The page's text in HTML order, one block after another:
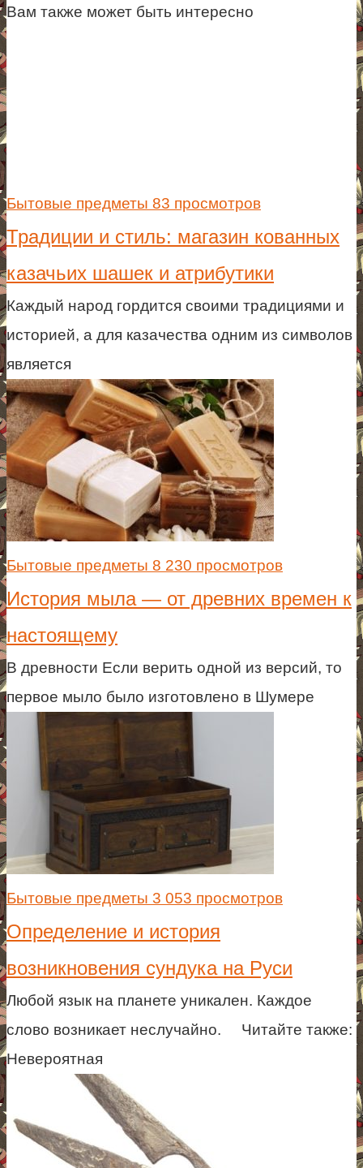
Вам также может быть интересно
Бытовые предметы 83 просмотров
Традиции и стиль: магазин кованных
казачьих шашек и атрибутики
Каждый народ гордится своими традициями и
историей, а для казачества одним из символов
является
Бытовые предметы 8 230 просмотров
История мыла — от древних времен к
настоящему
В древности Если верить одной из версий, то
первое мыло было изготовлено в Шумере
Бытовые предметы 3 053 просмотров
Определение и история
возникновения сундука на Руси
Любой язык на планете уникален. Каждое
слово возникает неслучайно. Читайте также:
Невероятная